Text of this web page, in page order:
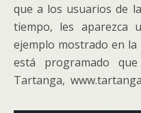
que a los usuarios de
tiempo, les aparezca
ejemplo mostrado en
está programado
Tartanga,